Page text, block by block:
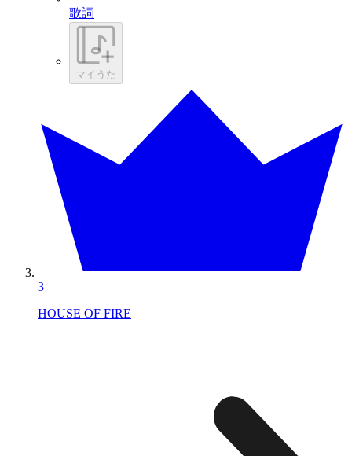
歌詞
マイうた
3
HOUSE OF FIRE